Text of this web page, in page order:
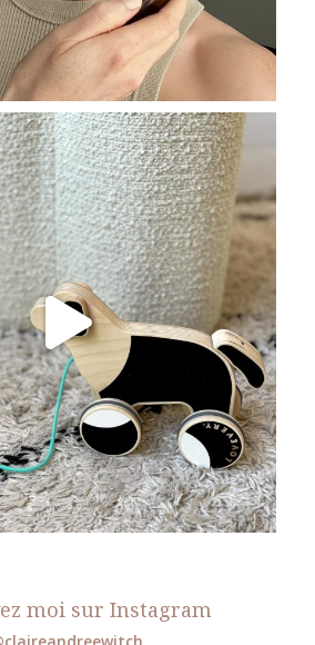
moi sur Instagram